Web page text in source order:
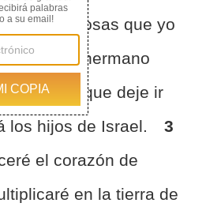
las cosas que yo
y Aarón tu hermano
para que deje ir
los hijos de Israel.
3
el corazón de
en la tierra de